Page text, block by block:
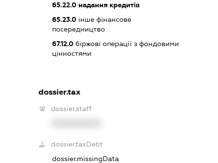
65.22.0 надання кредитів
65.23.0 інше фінансове
посередництво
67.12.0 біржові операції з фондовими
цінностями
dossier.tax
dossier.staff
dossier.taxDebt
dossier.missingData